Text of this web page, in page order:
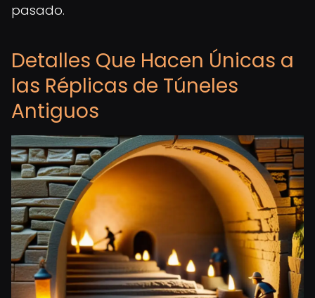
pasado.
Detalles Que Hacen Únicas a
las Réplicas de Túneles
Antiguos